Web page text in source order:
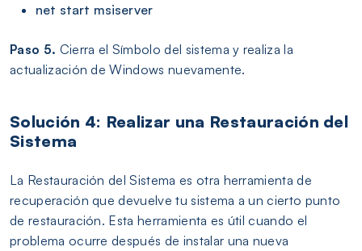
net start msiserver
Paso 5. Cierra el Símbolo del sistema y realiza la
actualización de Windows nuevamente.
Solución 4: Realizar una Restauración del
Sistema
La Restauración del Sistema es otra herramienta de
recuperación que devuelve tu sistema a un cierto punto
de restauración. Esta herramienta es útil cuando el
problema ocurre después de instalar una nueva